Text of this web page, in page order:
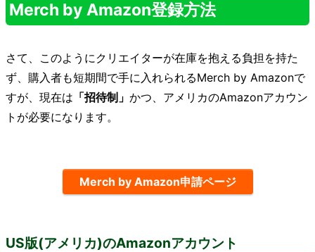
Merch by Amazon登録方法
さて、このようにクリエイターが在庫を抱える負担を持た
ず、購入者も短期間で手に入れられるMerch by Amazonで
すが、現在は 「招待制」 かつ、アメリカのAmazonアカウン
トが必要になります。
Merch by Amazon申請ページ
US版(アメリカ)のAmazonアカウント